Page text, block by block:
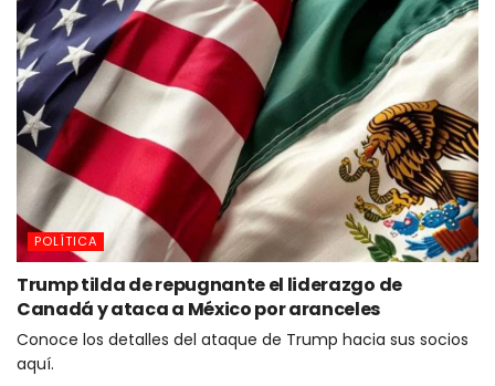
POLÍTICA
Trump tilda de repugnante el liderazgo de
Canadá y ataca a México por aranceles
Conoce los detalles del ataque de Trump hacia sus socios
aquí.